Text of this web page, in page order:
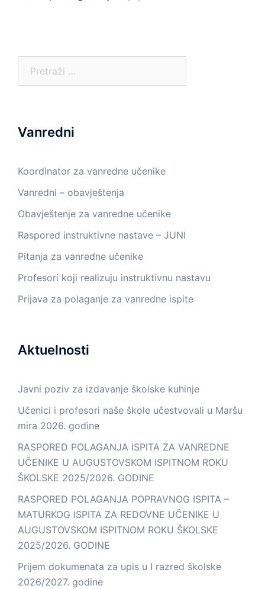
Vanredni
Koordinator za vanredne učenike
Vanredni – obavještenja
Obavještenje za vanredne učenike
Raspored instruktivne nastave – JUNI
Pitanja za vanredne učenike
Profesori koji realizuju instruktivnu nastavu
Prijava za polaganje za vanredne ispite
Aktuelnosti
Javni poziv za izdavanje školske kuhinje
Učenici i profesori naše škole učestvovali u Maršu
mira 2026. godine
RASPORED POLAGANJA ISPITA ZA VANREDNE
UČENIKE U AUGUSTOVSKOM ISPITNOM ROKU
ŠKOLSKE 2025/2026. GODINE
RASPORED POLAGANJA POPRAVNOG ISPITA –
MATURKOG ISPITA ZA REDOVNE UČENIKE U
AUGUSTOVSKOM ISPITNOM ROKU ŠKOLSKE
2025/2026. GODINE
Prijem dokumenata za upis u I razred školske
2026/2027. godine